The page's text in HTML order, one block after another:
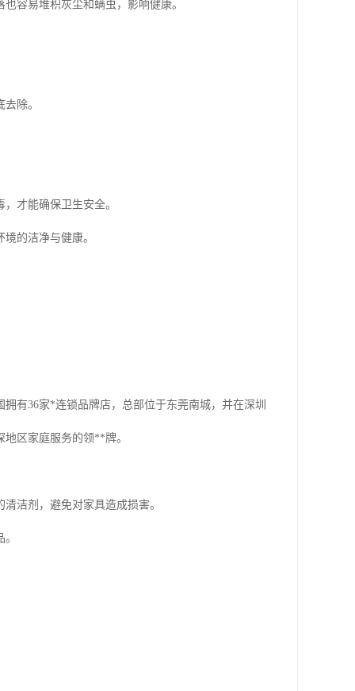
容易堆积灰尘和螨虫，影响健康。
除。
才能确保卫生安全。
的洁净与健康。
有36家*连锁品牌店，总部位于东莞南城，并在深圳
区家庭服务的领**牌。
洁剂，避免对家具造成损害。